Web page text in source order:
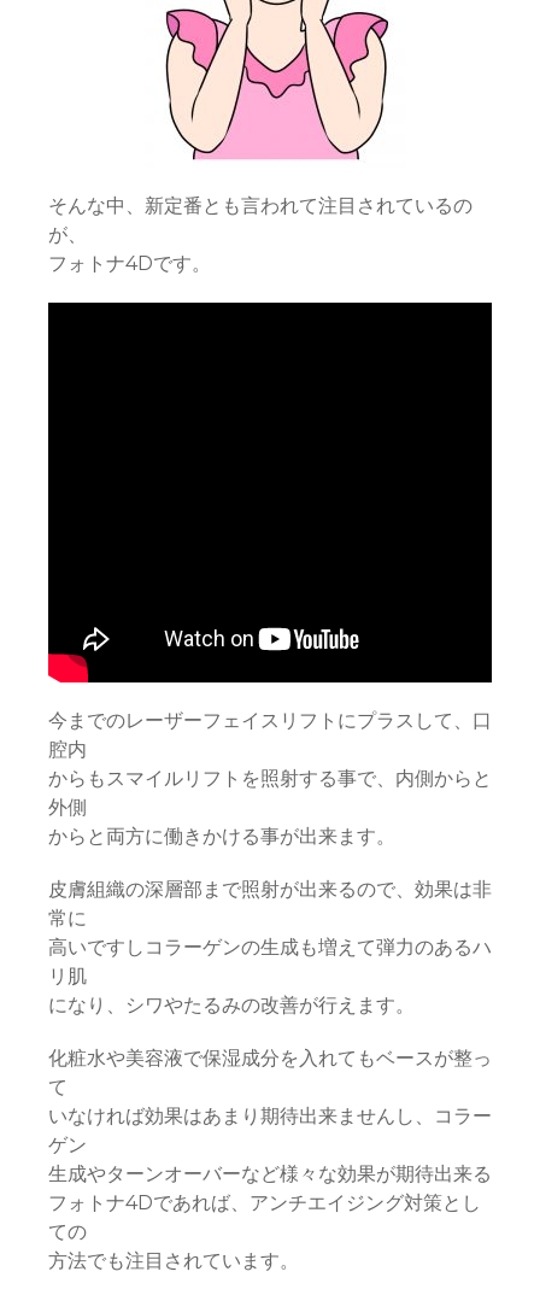
そんな中、新定番とも言われて注目されているの
が、
フォトナ4Dです。
今までのレーザーフェイスリフトにプラスして、口
腔内
からもスマイルリフトを照射する事で、内側からと
外側
からと両方に働きかける事が出来ます。
皮膚組織の深層部まで照射が出来るので、効果は非
常に
高いですしコラーゲンの生成も増えて弾力のあるハ
リ肌
になり、シワやたるみの改善が行えます。
化粧水や美容液で保湿成分を入れてもベースが整っ
て
いなければ効果はあまり期待出来ませんし、コラー
ゲン
生成やターンオーバーなど様々な効果が期待出来る
フォトナ4Dであれば、アンチエイジング対策とし
ての
方法でも注目されています。